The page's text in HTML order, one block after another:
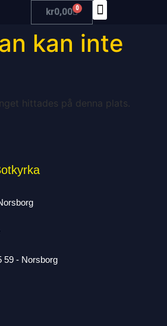
kr0,00 0
kan inte
hittades på denna plats.
59 - Norsborg